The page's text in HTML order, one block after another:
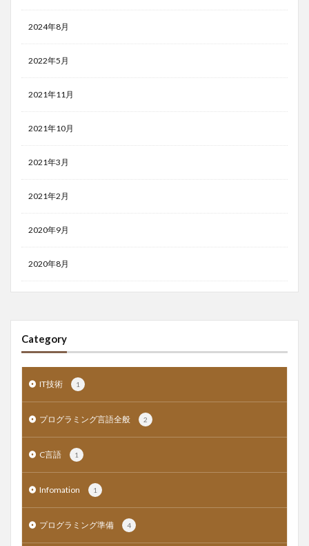
2024年8月
2022年5月
2021年11月
2021年10月
2021年3月
2021年2月
2020年9月
2020年8月
Category
IT技術 1
プログラミング言語全般 2
C言語 1
Infomation 1
プログラミング準備 4